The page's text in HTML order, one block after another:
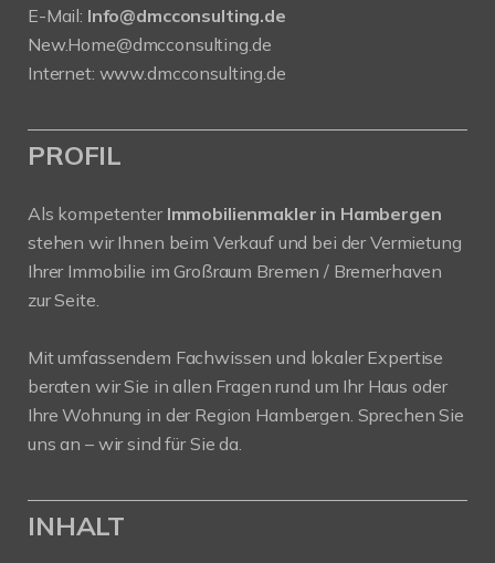
E-Mail: Info@dmcconsulting.de
New.Home@dmcconsulting.de
Internet: www.dmcconsulting.de
PROFIL
Als kompetenter Immobilienmakler in Hambergen
stehen wir Ihnen beim Verkauf und bei der Vermietung
Ihrer Immobilie im Großraum Bremen / Bremerhaven
zur Seite.
Mit umfassendem Fachwissen und lokaler Expertise
beraten wir Sie in allen Fragen rund um Ihr Haus oder
Ihre Wohnung in der Region Hambergen. Sprechen Sie
uns an – wir sind für Sie da.
INHALT